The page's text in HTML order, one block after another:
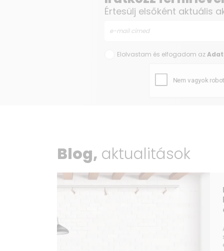
Értesülj elsőként aktuális
Elolvastam és elfogadom az
Blog, aktualitások